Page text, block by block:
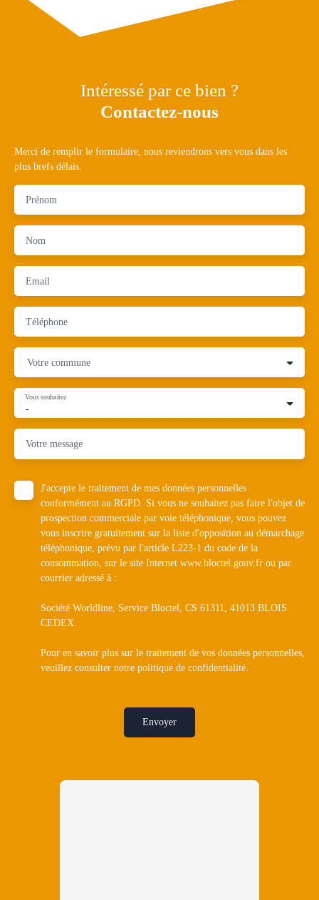
Intéressé par ce bien ?
Contactez-nous
Merci de remplir le formulaire, nous reviendrons vers vous dans les
plus brefs délais.
Prénom
Nom
Email
Téléphone
Votre commune
-
Vous souhaitez
Votre message
J'accepte le traitement de mes données personnelles
conformément au RGPD. Si vous ne souhaitez pas faire l'objet de
prospection commerciale par voie téléphonique, vous pouvez
vous inscrire gratuitement sur la liste d'opposition au démarchage
téléphonique, prévu par l'article L223-1 du code de la
consommation, sur le site Internet www.bloctel.gouv.fr ou par
courrier adressé à :
Société Worldline, Service Bloctel, CS 61311, 41013 BLOIS
CEDEX.
Pour en savoir plus sur le traitement de vos données personnelles,
veuillez consulter notre politique de confidentialité
Envoyer